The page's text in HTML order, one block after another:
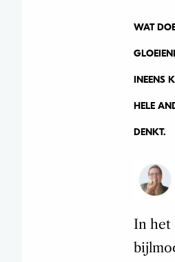
WAT
INEENS
HELE
DENKT.
In het